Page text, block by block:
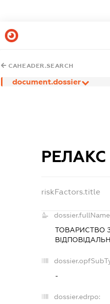
CAHEADER.SEARCH
document.dossier
РЕЛАКС
riskFactors.title
ТОВАРИСТВО
-
dossier.edrpo: